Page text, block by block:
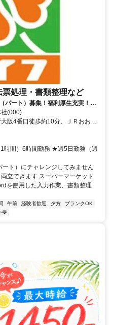
処理・書類整理など
パート）募集！福利厚生充実！安
(000)
阪4番口徒歩約10分、ＪＲおおさ
Ｒ東海道新幹線 新大阪4番口徒歩
時間）6時間勤務 ★週5日勤務（週
ト）にチャレンジしてみません
立できます スーパーマーケット
を使用した入力作業、書類整理
午前 経験者歓迎 夕方
ブランクOK
要